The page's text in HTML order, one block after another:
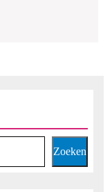
Zoeken